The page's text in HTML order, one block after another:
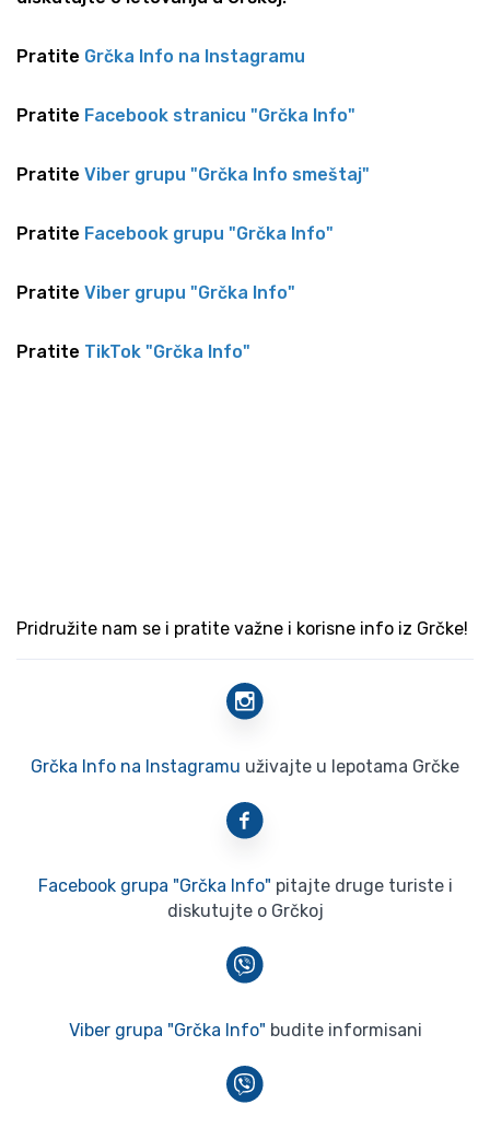
Pratite Grčka Info na Instagramu
Pratite Facebook stranicu "Grčka Info"
Pratite Viber grupu "Grčka Info smeštaj"
Pratite Facebook grupu "Grčka Info"
Pratite Viber grupu "Grčka Info"
Pratite TikTok "Grčka Info"
Pridružite nam se i pratite važne i korisne info iz Grčke!
Grčka Info na Instagramu uživajte u lepotama Grčke
Facebook grupa "Grčka Info" pitajte druge turiste i
diskutujte o Grčkoj
Viber grupa "Grčka Info" budite informisani